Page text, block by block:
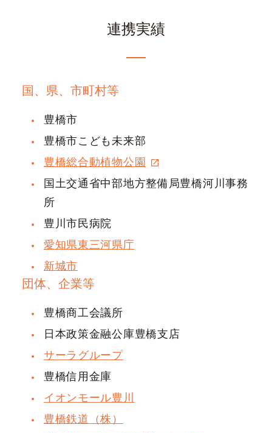
連携実績
国、県、市町村等
豊橋市
豊橋市こども未来部
豊橋総合動植物公園
国土交通省中部地方整備局豊橋河川事務
所
豊川市民病院
愛知県東三河県庁
新城市
団体、企業等
豊橋商工会議所
日本政策金融公庫豊橋支店
サーラグループ
豊橋信用金庫
イオンモール豊川
豊橋鉄道（株）